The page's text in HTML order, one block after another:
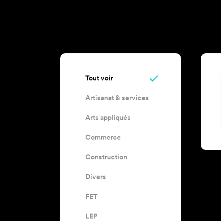
Tout voir
Artisanat & services
Arts appliqués
Commerce
Construction
Divers
FET
LEP